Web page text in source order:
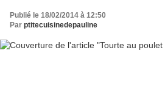
Publié le 18/02/2014 à 12:50
Par ptitecuisinedepauline